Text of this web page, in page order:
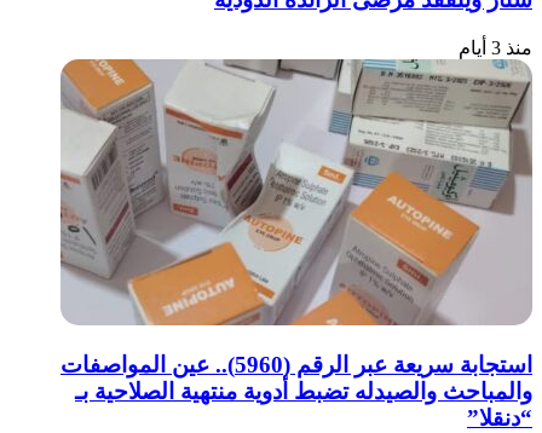
منذ 3 أيام
استجابة سريعة عبر الرقم (5960).. عين المواصفات
والمباحث والصيدله تضبط أدوية منتهية الصلاحية بـ
“دنقلا”